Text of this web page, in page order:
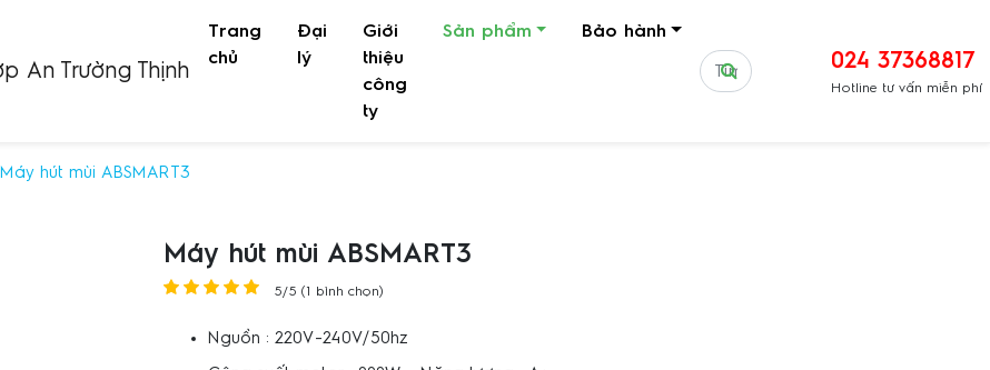
Trang
chủ(current)
Đại
lý
Giới
thiệu
công
ty
Sản phẩm Bảo hành
024 37368817
Hotline tư vấn miễn phí
Máy hút mùi ABSMART3
Máy hút mùi ABSMART3
5/5 (1 bình chọn)
Nguồn : 220V-240V/50hz